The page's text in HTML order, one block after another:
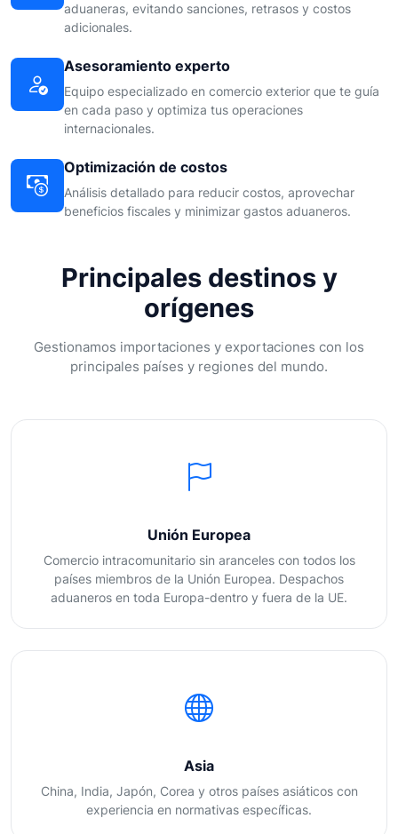
aduaneras, evitando sanciones, retrasos y costos
adicionales.
Asesoramiento experto
Equipo especializado en comercio exterior que te guía
en cada paso y optimiza tus operaciones
internacionales.
Optimización de costos
Análisis detallado para reducir costos, aprovechar
beneficios fiscales y minimizar gastos aduaneros.
Principales destinos y
orígenes
Gestionamos importaciones y exportaciones con los
principales países y regiones del mundo.
Unión Europea
Comercio intracomunitario sin aranceles con todos los
países miembros de la Unión Europea. Despachos
aduaneros en toda Europa-dentro y fuera de la UE.
Asia
China, India, Japón, Corea y otros países asiáticos con
experiencia en normativas específicas.